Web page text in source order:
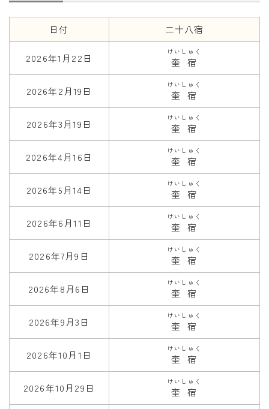
年齢と学年
子供のお祝い
厄年
長寿のお祝い
季節の工作
紋切り遊び
折り紙・切り紙
日付 二十八宿
2026年1月22日 奎宿
けいしゅく
2026年2月19日 奎宿
けいしゅく
2026年3月19日 奎宿
けいしゅく
2026年4月16日 奎宿
けいしゅく
2026年5月14日 奎宿
けいしゅく
2026年6月11日 奎宿
けいしゅく
2026年7月9日 奎宿
けいしゅく
2026年8月6日 奎宿
けいしゅく
2026年9月3日 奎宿
けいしゅく
2026年10月1日 奎宿
けいしゅく
2026年10月29日 奎宿
けいしゅく